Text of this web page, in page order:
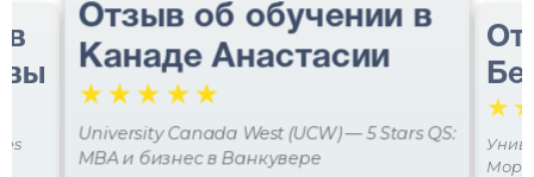
в
Отзыв об обучении в
Канаде Анастасии
☆☆☆ ☆☆
University Canada West (UCW) — 5 Stars QS:
MBA и бизнес в Ванкувере
☆
Мора